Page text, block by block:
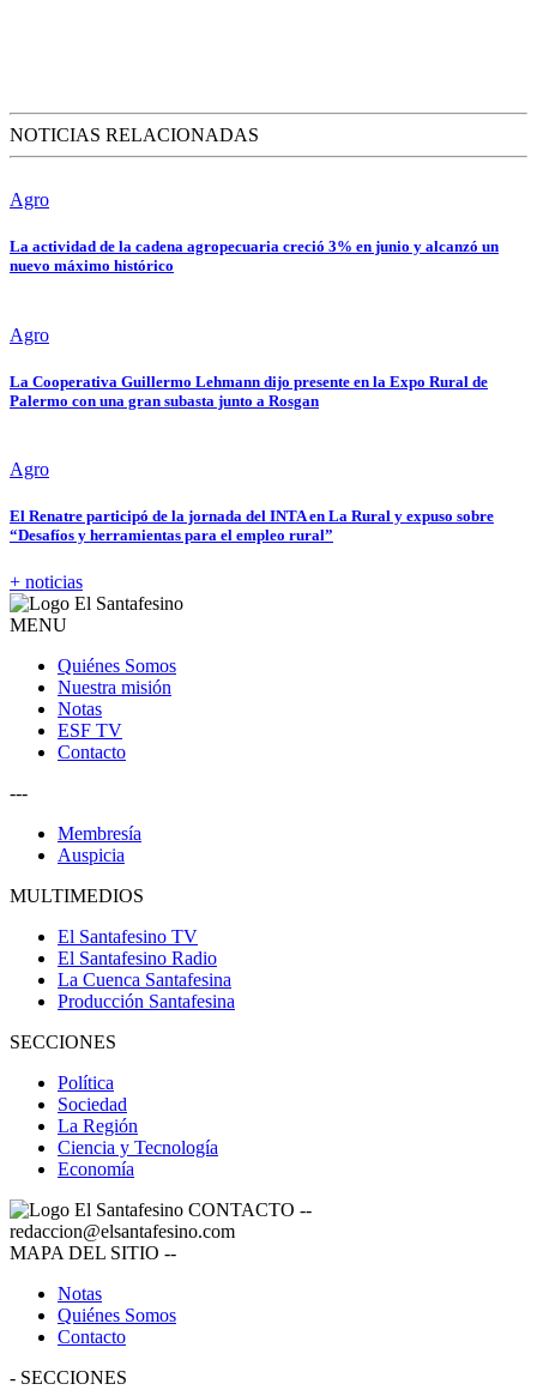
NOTICIAS RELACIONADAS
Agro
La actividad de la cadena agropecuaria creció 3% en junio y alcanzó un
nuevo máximo histórico
Agro
La Cooperativa Guillermo Lehmann dijo presente en la Expo Rural de
Palermo con una gran subasta junto a Rosgan
Agro
El Renatre participó de la jornada del INTA en La Rural y expuso sobre
“Desafíos y herramientas para el empleo rural”
+ noticias
MENU
Quiénes Somos
Nuestra misión
Notas
ESF TV
Contacto
---
Membresía
Auspicia
MULTIMEDIOS
El Santafesino TV
El Santafesino Radio
La Cuenca Santafesina
Producción Santafesina
SECCIONES
Política
Sociedad
La Región
Ciencia y Tecnología
Economía
CONTACTO --
redaccion@elsantafesino.com
MAPA DEL SITIO --
Notas
Quiénes Somos
Contacto
- SECCIONES